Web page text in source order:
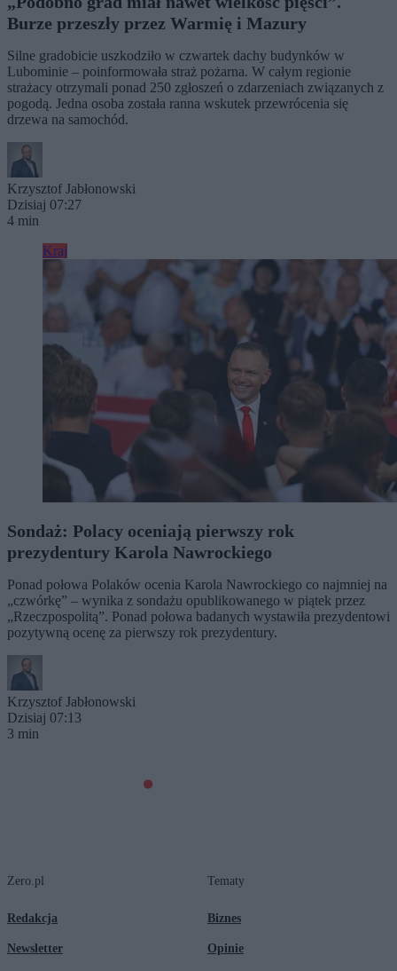
Burze przeszły przez Warmię i Mazury
Silne gradobicie uszkodziło w czwartek dachy budynków w
Lubominie – poinformowała straż pożarna. W całym regionie
strażacy otrzymali ponad 250 zgłoszeń o zdarzeniach związanych z
pogodą. Jedna osoba została ranna wskutek przewrócenia się
drzewa na samochód.
Krzysztof Jabłonowski
Dzisiaj 07:27
4 min
Kraj
Sondaż: Polacy oceniają pierwszy rok
prezydentury Karola Nawrockiego
Ponad połowa Polaków ocenia Karola Nawrockiego co najmniej na
„czwórkę” – wynika z sondażu opublikowanego w piątek przez
„Rzeczpospolitą”. Ponad połowa badanych wystawiła prezydentowi
pozytywną ocenę za pierwszy rok prezydentury.
Krzysztof Jabłonowski
Dzisiaj 07:13
3 min
Zero.pl
Redakcja
Newsletter
Tematy
Biznes
Opinie